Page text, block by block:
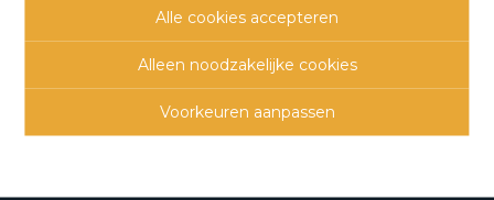
Alle cookies accepteren
Alleen noodzakelijke cookies
Voorkeuren aanpassen
Verbindingsweg 41
1880 Kapelle-o/d-Bos
015 711 000
info@clavisvastgoed.be